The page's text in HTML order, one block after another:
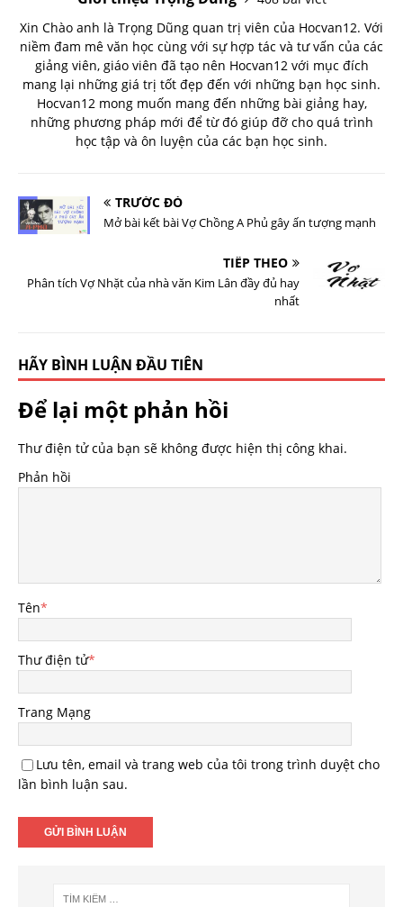
Xin Chào anh là Trọng Dũng quan trị viên của Hocvan12. Với
niềm đam mê văn học cùng với sự hợp tác và tư vấn của các
giảng viên, giáo viên đã tạo nên Hocvan12 với mục đích
mang lại những giá trị tốt đẹp đến với những bạn học sinh.
Hocvan12 mong muốn mang đến những bài giảng hay,
những phương pháp mới để từ đó giúp đỡ cho quá trình
học tập và ôn luyện của các bạn học sinh.
TRƯỚC ĐÓ
Mở bài kết bài Vợ Chồng A Phủ gây ấn tượng mạnh
TIẾP THEO
Phân tích Vợ Nhặt của nhà văn Kim Lân đầy đủ hay
nhất
HÃY BÌNH LUẬN ĐẦU TIÊN
Để lại một phản hồi
Thư điện tử của bạn sẽ không được hiện thị công khai.
Phản hồi
Tên*
Thư điện tử*
Trang Mạng
Lưu tên, email và trang web của tôi trong trình duyệt cho
lần bình luận sau.